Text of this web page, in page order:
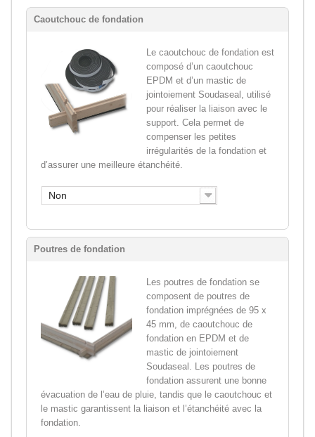
Caoutchouc de fondation
Le caoutchouc de fondation est
composé d’un caoutchouc
EPDM et d’un mastic de
jointoiement Soudaseal, utilisé
pour réaliser la liaison avec le
support. Cela permet de
compenser les petites
irrégularités de la fondation et
d’assurer une meilleure étanchéité.
Non
Poutres de fondation
Les poutres de fondation se
composent de poutres de
fondation imprégnées de 95 x
45 mm, de caoutchouc de
fondation en EPDM et de
mastic de jointoiement
Soudaseal. Les poutres de
fondation assurent une bonne
évacuation de l’eau de pluie, tandis que le caoutchouc et
le mastic garantissent la liaison et l’étanchéité avec la
fondation.